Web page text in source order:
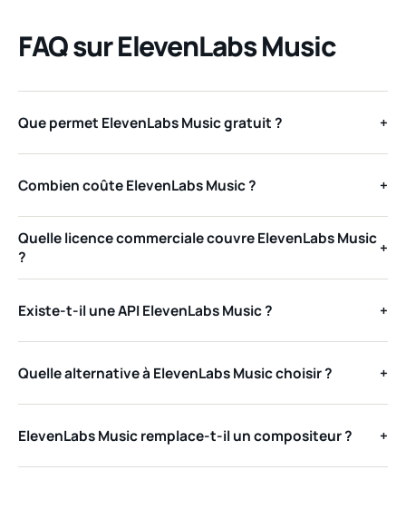
FAQ sur ElevenLabs Music
Que permet ElevenLabs Music gratuit ? +
Combien coûte ElevenLabs Music ? +
Quelle licence commerciale couvre ElevenLabs Music
?
+
Existe-t-il une API ElevenLabs Music ? +
Quelle alternative à ElevenLabs Music choisir ? +
ElevenLabs Music remplace-t-il un compositeur ? +